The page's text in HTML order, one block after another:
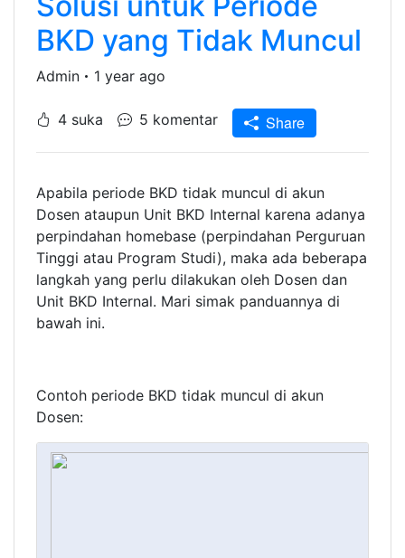
BKD yang Tidak Muncul
Admin 1 year ago
4 suka 5 komentar Share
Apabila periode BKD tidak muncul di akun
Dosen ataupun Unit BKD Internal karena adanya
perpindahan homebase (perpindahan Perguruan
Tinggi atau Program Studi), maka ada beberapa
langkah yang perlu dilakukan oleh Dosen dan
Unit BKD Internal. Mari simak panduannya di
bawah ini.
Contoh periode BKD tidak muncul di akun
Dosen: